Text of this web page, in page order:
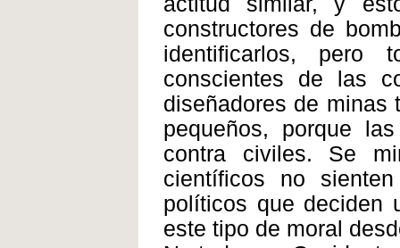
constructores de
identificarlos, pero
conscientes de las
diseñadores de minas
pequeños, porque
contra civiles. Se
científicos no
políticos que deciden
este tipo de moral